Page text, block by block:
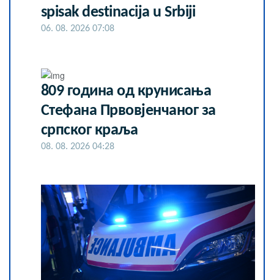
spisak destinacija u Srbiji
06. 08. 2026 07:08
809 година од крунисања
Стефана Првовјенчаног за
српског краља
08. 08. 2026 04:28